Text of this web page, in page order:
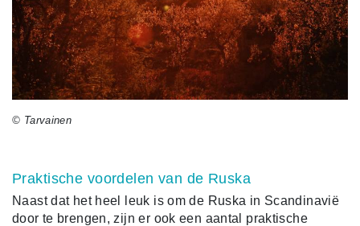
© Tarvainen
Praktische voordelen van de Ruska
Naast dat het heel leuk is om de Ruska in Scandinavië
door te brengen, zijn er ook een aantal praktische